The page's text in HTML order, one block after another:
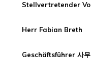
Stellvertretender
Herr Fabian Breth
Geschäftsführer 사무